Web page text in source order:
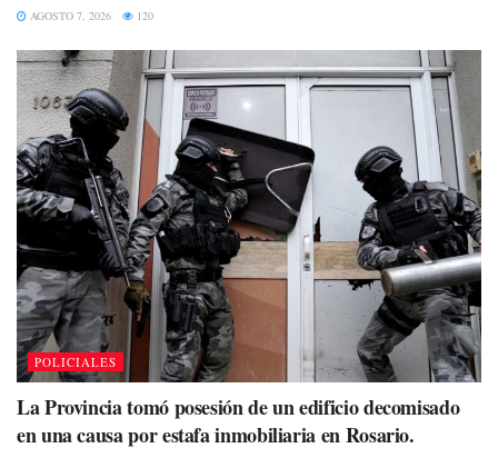
AGOSTO 7, 2026 120
POLICIALES
La Provincia tomó posesión de un edificio decomisado
en una causa por estafa inmobiliaria en Rosario.